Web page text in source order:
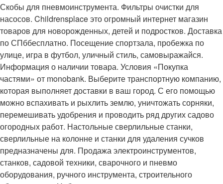
Скобы для пневмоинструмента. Фильтры очистки для
насосов. Childrensplace это огромный интернет магазин
товаров для новорожденных, детей и подростков. Доставка
по СПббесплатно. Посещение спортзала, пробежка по
улице, игра в футбол, уличный стиль, самовыражайся.
Информация о наличии товара. Условия «Покупка
частями» от monobank. Выберите транспортную компанию,
которая выполняет доставки в ваш город. С его помощью
можно вспахивать и рыхлить землю, уничтожать сорняки,
перемешивать удобрения и проводить ряд других садово
огородных работ. Настольные сверлильные станки,
сверлильные на колонне и станки для удаления сучков
предназначены для. Продажа электроинструментов,
станков, садовой техники, сварочного и пневмо
оборудования, ручного инструмента, строительного